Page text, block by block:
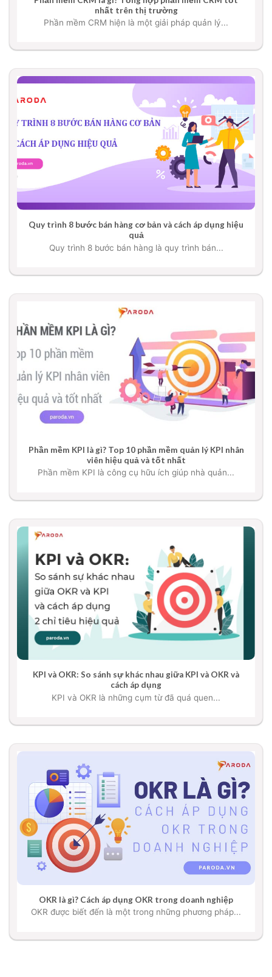
nhất trên thị trường
Phần mềm CRM hiện là một giải pháp quản lý...
Quy trình 8 bước bán hàng cơ bản và cách áp dụng hiệu
quả
Quy trình 8 bước bán hàng là quy trình bán...
Phần mềm KPI là gì? Top 10 phần mềm quản lý KPI nhân
viên hiệu quả và tốt nhất
Phần mềm KPI là công cụ hữu ích giúp nhà quản...
KPI và OKR: So sánh sự khác nhau giữa KPI và OKR và
cách áp dụng
KPI và OKR là những cụm từ đã quá quen...
OKR là gì? Cách áp dụng OKR trong doanh nghiệp
OKR được biết đến là một trong những phương pháp...